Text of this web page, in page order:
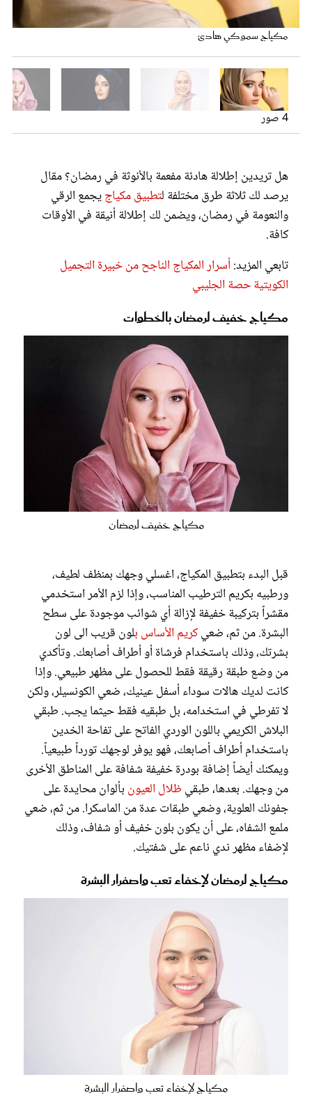
مكياج سموكي هادئ
مكياج لرمضان لإخفاء تعب واصفرار البشرة
مكياجك في رمضان بـ3 طرق مختلفة
مكياج خفيف لرمضان
4 صور
هل تريدين إطلالة هادئة مفعمة بالأنوثة في رمضان؟ مقال
يرصد لك ثلاثة طرق مختلفة لتطبيق مكياجيجمع الرقي
والنعومة في رمضان، ويضمن لك إطلالة أنيقة في الأوقات
كافة.
تابعي المزيد:أسرار المكياج الناجح من خبيرة التجميل
الكويتية حصة الجليبي
مكياج خفيف لرمضان بالخطوات
مكياج خفيف لرمضان
قبل البدء بتطبيق المكياج، اغسلي وجهك بمنظف لطيف،
ورطبيه بكريم الترطيب المناسب، وإذا لزم الأمر استخدمي
مقشراً بتركيبة خفيفة لإزالة أي شوائب موجودة على سطح
البشرة. من ثم، ضعيكريم الأساس بلون قريب الى لون
بشرتك، وذلك باستخدام فرشاة أو أطراف أصابعك. وتأكدي
من وضع طبقة رقيقة فقط للحصول على مظهر طبيعي. وإذا
كانت لديك هالات سوداء أسفل عينيك، ضعي الكونسيلر، ولكن
لا تفرطي في استخدامه، بل طبقيه فقط حيثما يجب. طبقي
البلاش الكريمي باللون الوردي الفاتح على تفاحة الخدين
باستخدام أطراف أصابعك، فهو يوفر لوجهك تورداً طبيعياً.
ويمكنك أيضاً إضافة بودرة خفيفة شفافة على المناطق الأخرى
من وجهك. بعدها، طبقي ظلال العيون بألوان محايدة على
جفونك العلوية، وضعي طبقات عدة من الماسكرا. من ثم، ضعي
ملمع الشفاه، على أن يكون بلون خفيف أو شفاف، وذلك
لإضفاء مظهر ندي ناعم على شفتيك.
مكياج لرمضان لإخفاء تعب واصفرار البشرة
مكياج لإخفاء تعب واصفرار البشرة
عروس سيدتي
مجلة سيدتي